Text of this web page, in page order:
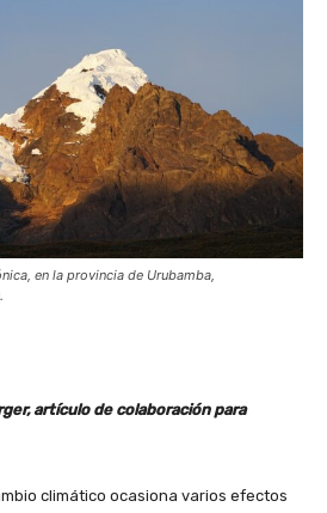
en la provincia de Urubamba,
artículo de colaboración para
climático ocasiona varios efectos